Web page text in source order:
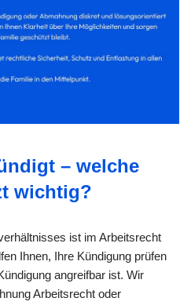
– welche
wichtig?
ist im Arbeitsrecht
Ihnen, Ihre Kündigung prüfen
angreifbar ist. Wir
Arbeitsrecht oder